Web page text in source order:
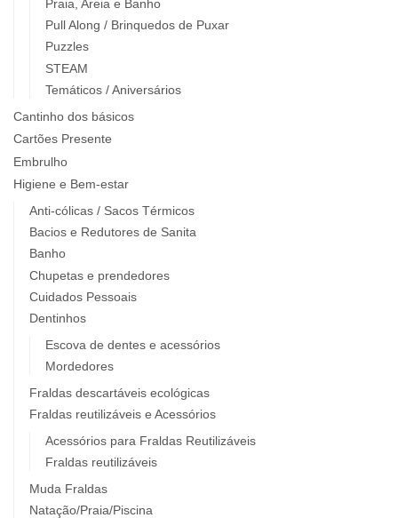
Praia, Areia e Banho
Pull Along / Brinquedos de Puxar
Puzzles
STEAM
Temáticos / Aniversários
Cantinho dos básicos
Cartões Presente
Embrulho
Higiene e Bem-estar
Anti-cólicas / Sacos Térmicos
Bacios e Redutores de Sanita
Banho
Chupetas e prendedores
Cuidados Pessoais
Dentinhos
Escova de dentes e acessórios
Mordedores
Fraldas descartáveis ecológicas
Fraldas reutilizáveis e Acessórios
Acessórios para Fraldas Reutilizáveis
Fraldas reutilizáveis
Muda Fraldas
Natação/Praia/Piscina